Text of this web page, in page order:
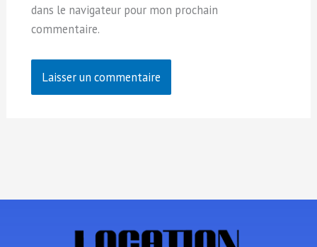
dans le navigateur pour mon prochain
commentaire.